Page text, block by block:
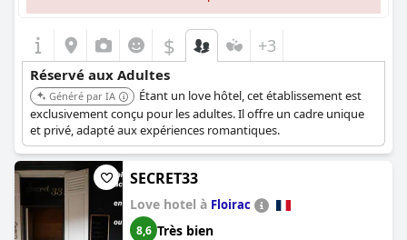
$ +3
Réservé aux Adultes
Généré par IA
Étant un love hôtel, cet établissement est
exclusivement conçu pour les adultes. Il offre un cadre unique
et privé, adapté aux expériences romantiques.
SECRET33
Love hotel à Floirac
8,6 Très bien